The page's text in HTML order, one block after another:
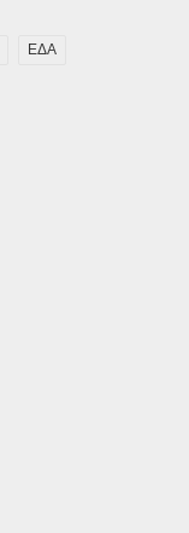
ΕΔΑ